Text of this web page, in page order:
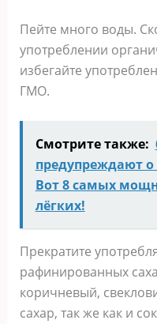
Пейте много воды.
употреблении
избегайте
ГМО.
Смотрите также:
предупреждают
Вот 8 самых
лёгких!
Прекратите
рафинированных
коричневый,
сахар, так же как и